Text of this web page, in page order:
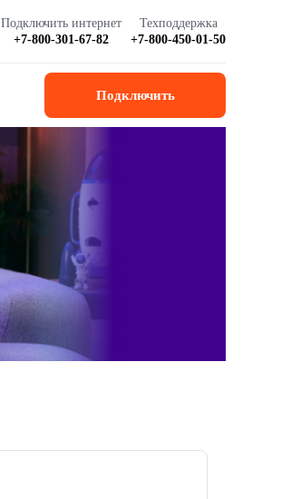
Подключить интернет
+7-800-301-67-82
Техподдержка
+7-800-450-01-50
Подключить